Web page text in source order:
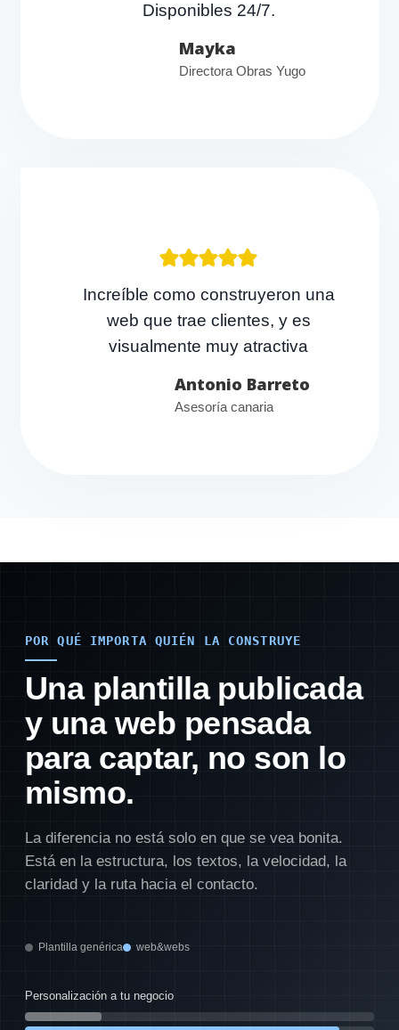
Disponibles 24/7.
Mayka
Directora Obras Yugo
Increíble como construyeron una
web que trae clientes, y es
visualmente muy atractiva
Antonio Barreto
Asesoría canaria
POR QUÉ IMPORTA QUIÉN LA CONSTRUYE
Una plantilla publicada
y una web pensada
para captar, no son lo
mismo.
La diferencia no está solo en que se vea bonita.
Está en la estructura, los textos, la velocidad, la
claridad y la ruta hacia el contacto.
Plantilla genérica web&webs
Personalización a tu negocio